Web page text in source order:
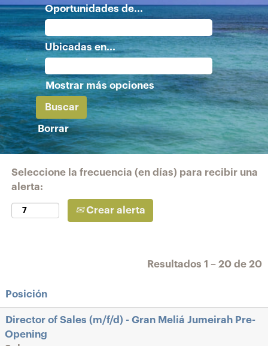
Oportunidades de...
Ubicadas en...
Mostrar más opciones
Borrar
Seleccione la frecuencia (en días) para recibir una
alerta:
Crear alerta
Resultados 1 – 20 de 20
Posición
Director of Sales (m/f/d) - Gran Meliá Jumeirah Pre-
Opening